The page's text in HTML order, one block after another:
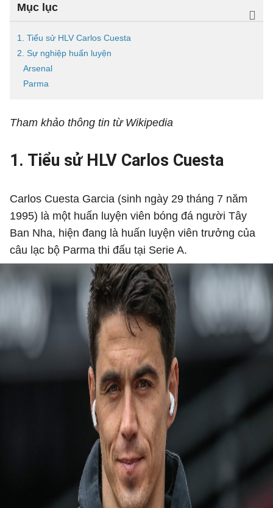
Mục lục
1. Tiểu sử HLV Carlos Cuesta
2. Sự nghiệp huấn luyện
Arsenal
Parma
Tham khảo thông tin từ Wikipedia
1. Tiểu sử HLV Carlos Cuesta
Carlos Cuesta Garcia (sinh ngày 29 tháng 7 năm
1995) là một huấn luyện viên bóng đá người Tây
Ban Nha, hiện đang là huấn luyện viên trưởng của
câu lạc bộ Parma thi đấu tại Serie A.